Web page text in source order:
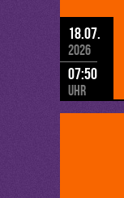
18.07.
2026
07:50
Uhr